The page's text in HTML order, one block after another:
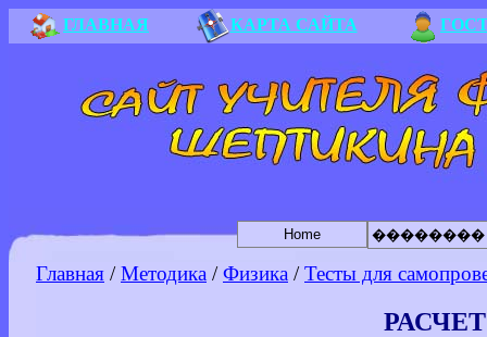
ГЛАВНАЯ КАРТА САЙТА
Home ��������
Главная /Методика /Физика /Тесты для